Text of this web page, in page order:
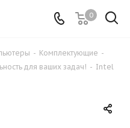
0
- Комплектующие -
для ваших задач! - Intel